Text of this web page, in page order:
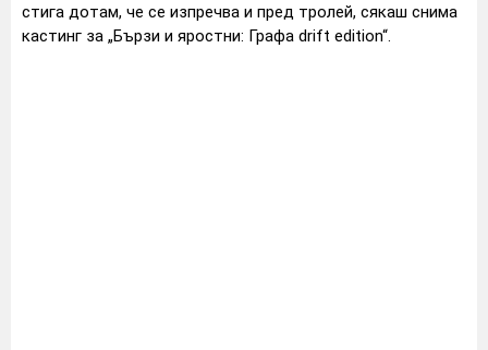
стига дотам, че се изпречва и пред тролей, сякаш снима
кастинг за „Бързи и яростни: Графа drift edition“.